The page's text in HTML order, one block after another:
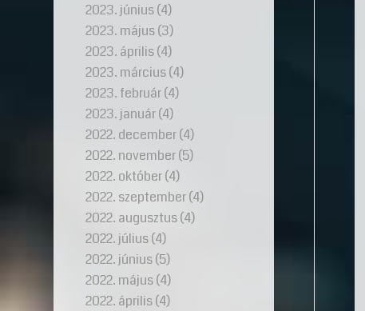
2023. június(4)
2023. május(3)
2023. április(4)
2023. március(4)
2023. február(4)
2023. január(4)
2022. december(4)
2022. november(5)
2022. október(4)
2022. szeptember(4)
2022. augusztus(4)
2022. július(4)
2022. június(5)
2022. május(4)
2022. április(4)